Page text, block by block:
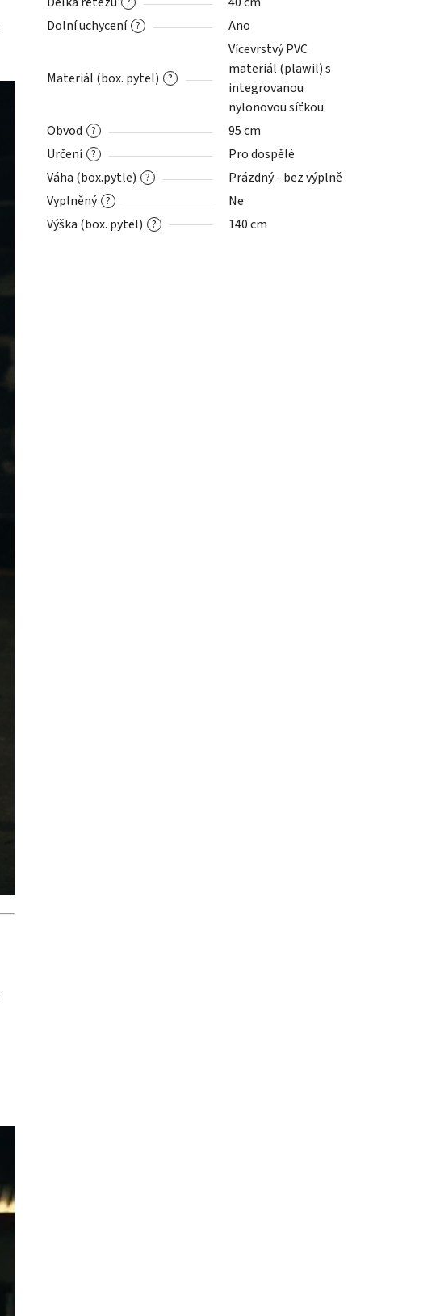
?
Dolní uchycení Ano
?
Materiál (box. pytel)
Vícevrstvý PVC
materiál (plawil) s
integrovanou
nylonovou síťkou
?
Obvod 95 cm
?
Určení Pro dospělé
?
Váha (box.pytle) Prázdný - bez výplně
?
Vyplněný Ne
?
Výška (box. pytel) 140 cm